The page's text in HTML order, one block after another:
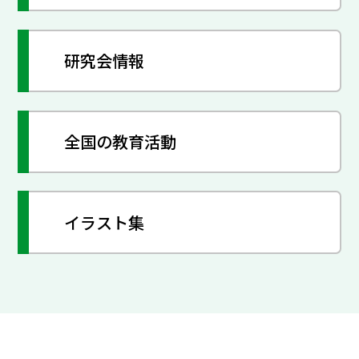
研究会情報
全国の教育活動
イラスト集